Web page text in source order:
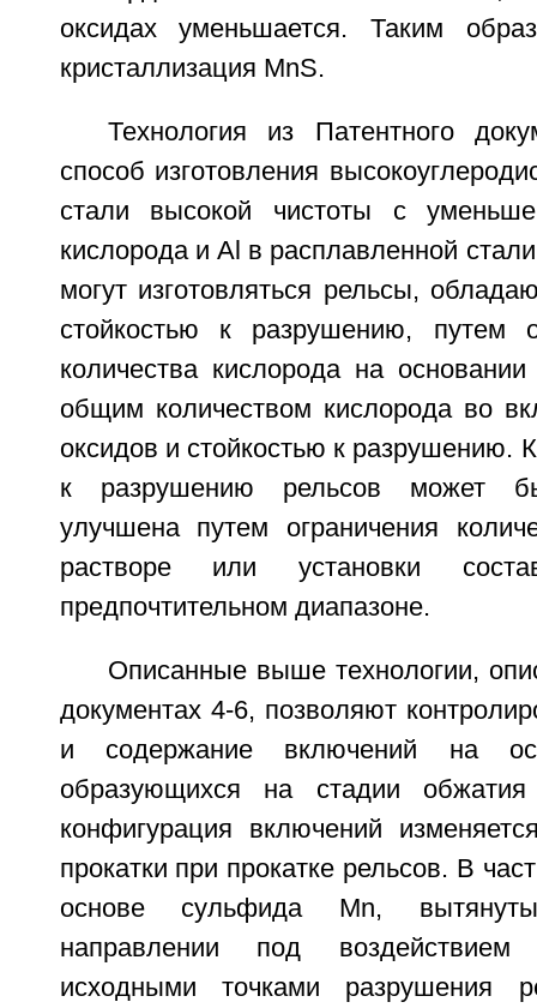
оксидах уменьшается. Таким
кристаллизация MnS.
Технология из Патентного
способ изготовления
стали высокой чистоты с
кислорода и Al в расплавленной
могут изготовляться рельсы,
стойкостью к разрушению, путем
количества кислорода на
общим количеством кислорода во
оксидов и стойкостью к разрушению.
к разрушению рельсов может
улучшена путем ограничения
растворе или установки
предпочтительном диапазоне.
Описанные выше технологии,
документах 4-6, позволяют
и содержание включений на
образующихся на стадии обжатия
конфигурация включений
прокатки при прокатке рельсов. В
основе сульфида Mn,
направлении под воздействием
исходными точками разрушения